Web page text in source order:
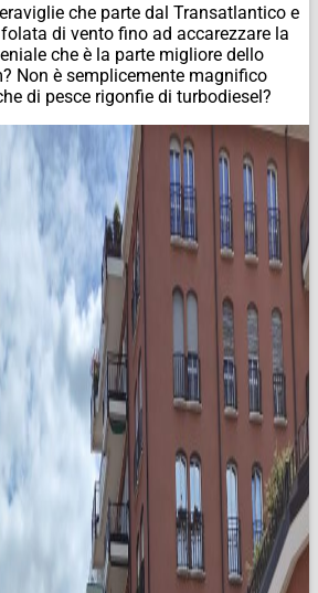
che parte dal Transatlantico e
di vento fino ad accarezzare la
che è la parte migliore dello
Non è semplicemente magnifico
di pesce rigonfie di turbodiesel?